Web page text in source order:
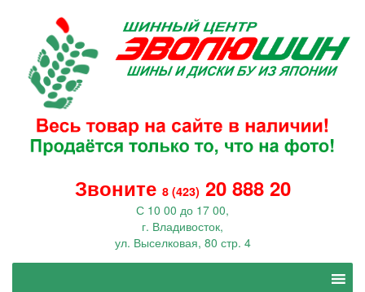
Звоните 8 (423) 20 888 20
С 10 00 до 17 00,
г. Владивосток,
ул. Выселковая, 80 стр. 4